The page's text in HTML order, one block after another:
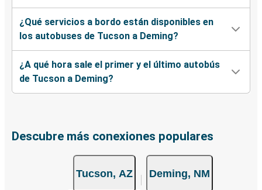
¿Qué servicios a bordo están disponibles en
los autobuses de Tucson a Deming?
¿A qué hora sale el primer y el último autobús
de Tucson a Deming?
Descubre más conexiones populares
Tucson, AZ Deming, NM